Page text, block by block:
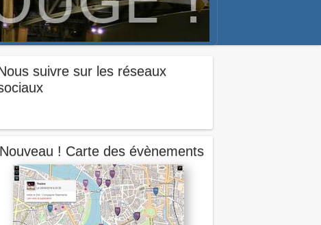
suivre sur les réseaux
Nouveau ! Carte des évènements